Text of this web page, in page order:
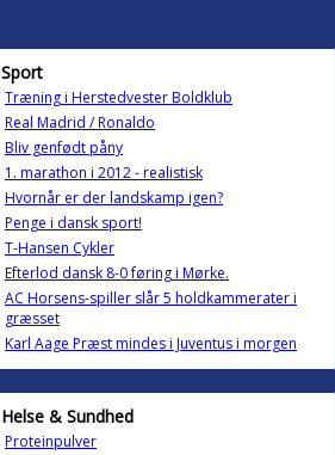
Sport
Træning i Herstedvester Boldklub
Real Madrid / Ronaldo
Bliv genfødt påny
1. marathon i 2012 - realistisk
Hvornår er der landskamp igen?
Penge i dansk sport!
T-Hansen Cykler
Efterlod dansk 8-0 føring i Mørke.
AC Horsens-spiller slår 5 holdkammerater i
græsset
Karl Aage Præst mindes i Juventus i morgen
Helse & Sundhed
Proteinpulver